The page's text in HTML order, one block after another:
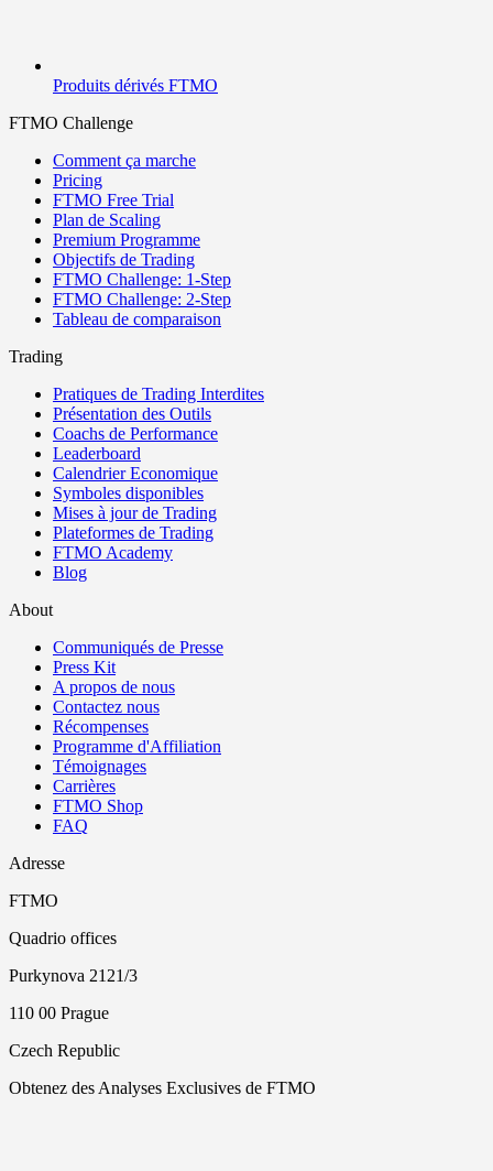
Produits dérivés FTMO
FTMO Challenge
Comment ça marche
Pricing
FTMO Free Trial
Plan de Scaling
Premium Programme
Objectifs de Trading
FTMO Challenge: 1-Step
FTMO Challenge: 2-Step
Tableau de comparaison
Trading
Pratiques de Trading Interdites
Présentation des Outils
Coachs de Performance
Leaderboard
Calendrier Economique
Symboles disponibles
Mises à jour de Trading
Plateformes de Trading
FTMO Academy
Blog
About
Communiqués de Presse
Press Kit
A propos de nous
Contactez nous
Récompenses
Programme d'Affiliation
Témoignages
Carrières
FTMO Shop
FAQ
Adresse
FTMO
Quadrio offices
Purkynova 2121/3
110 00 Prague
Czech Republic
Obtenez des Analyses Exclusives de FTMO